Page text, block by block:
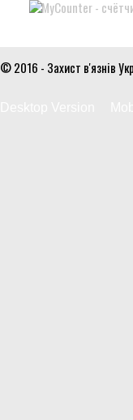
© 2016 - Захист в'язнів